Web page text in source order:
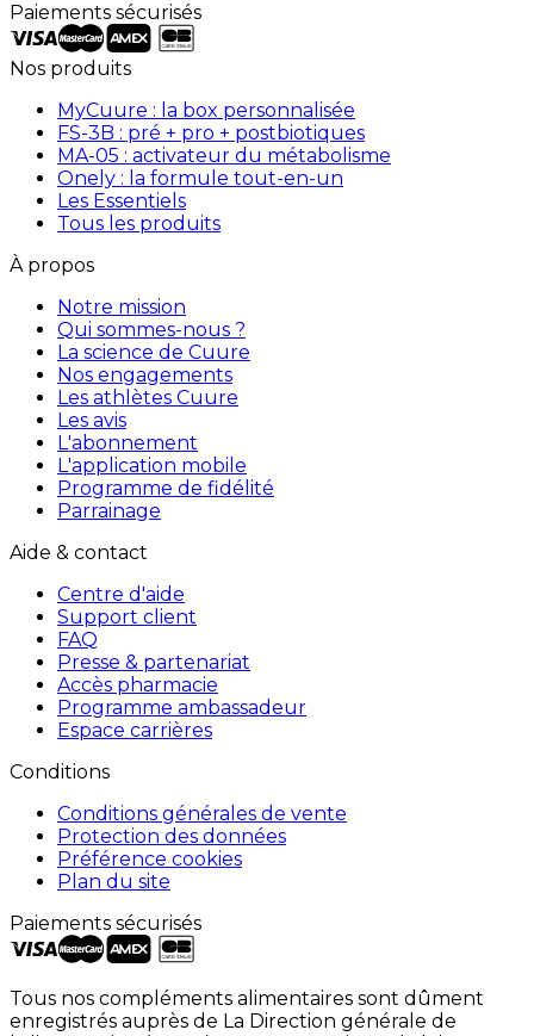
Paiements sécurisés
Nos produits
MyCuure : la box personnalisée
FS-3B : pré + pro + postbiotiques
MA-05 : activateur du métabolisme
Onely : la formule tout-en-un
Les Essentiels
Tous les produits
À propos
Notre mission
Qui sommes-nous ?
La science de Cuure
Nos engagements
Les athlètes Cuure
Les avis
L'abonnement
L'application mobile
Programme de fidélité
Parrainage
Aide & contact
Centre d'aide
Support client
FAQ
Presse & partenariat
Accès pharmacie
Programme ambassadeur
Espace carrières
Conditions
Conditions générales de vente
Protection des données
Préférence cookies
Plan du site
Paiements sécurisés
Tous nos compléments alimentaires sont dûment
enregistrés auprès de La Direction générale de